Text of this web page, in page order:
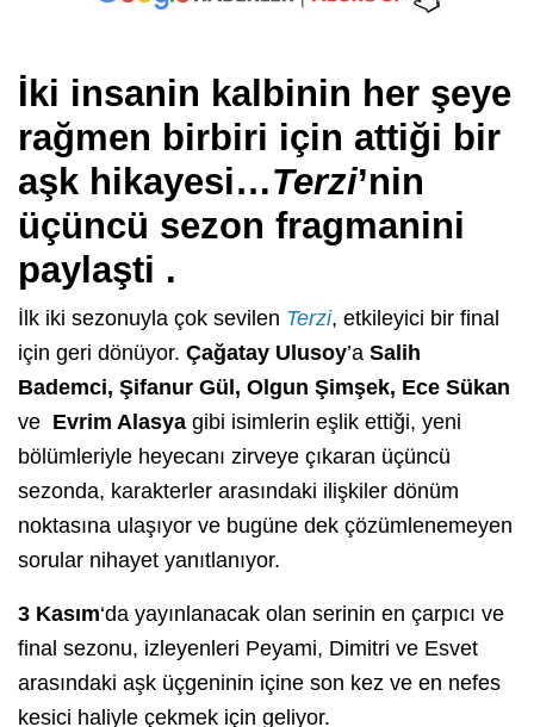
İki insanin kalbinin her şeye
rağmen birbiri için attiği bir
aşk hikayesi…Terzi’nin
üçüncü sezon fragmanini
paylaşti .
İlk iki sezonuyla çok sevilen Terzi, etkileyici bir final
için geri dönüyor. Çağatay Ulusoy’a Salih
Bademci, Şifanur Gül, Olgun Şimşek, Ece Sükan
ve Evrim Alasya gibi isimlerin eşlik ettiği, yeni
bölümleriyle heyecanı zirveye çıkaran üçüncü
sezonda, karakterler arasındaki ilişkiler dönüm
noktasına ulaşıyor ve bugüne dek çözümlenemeyen
sorular nihayet yanıtlanıyor.
3 Kasım‘da yayınlanacak olan serinin en çarpıcı ve
final sezonu, izleyenleri Peyami, Dimitri ve Esvet
arasındaki aşk üçgeninin içine son kez ve en nefes
kesici haliyle çekmek için geliyor.